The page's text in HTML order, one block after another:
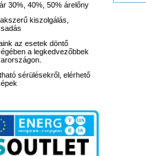
30%, 40%, 50% árelőny
kiszolgálás,
az esetek döntő
a legkedvezőbbek
sérülésekről, elérhető